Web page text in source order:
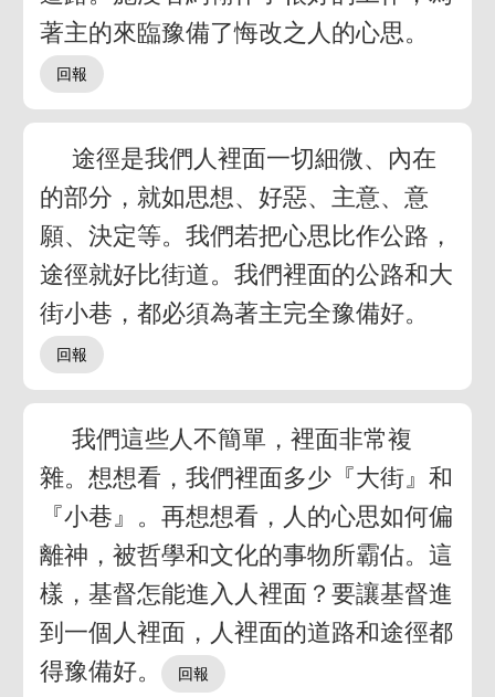
著主的來臨豫備了悔改之人的心思。
途徑是我們人裡面一切細微、內在
的部分，就如思想、好惡、主意、意
願、決定等。我們若把心思比作公路，
途徑就好比街道。我們裡面的公路和大
街小巷，都必須為著主完全豫備好。
我們這些人不簡單，裡面非常複
雜。想想看，我們裡面多少『大街』和
『小巷』。再想想看，人的心思如何偏
離神，被哲學和文化的事物所霸佔。這
樣，基督怎能進入人裡面？要讓基督進
到一個人裡面，人裡面的道路和途徑都
得豫備好。